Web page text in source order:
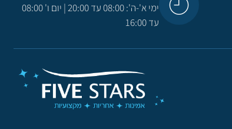
ימי א'-ה': 08:00 עד 20:00 | יום ו' 08:00
עד 16:00